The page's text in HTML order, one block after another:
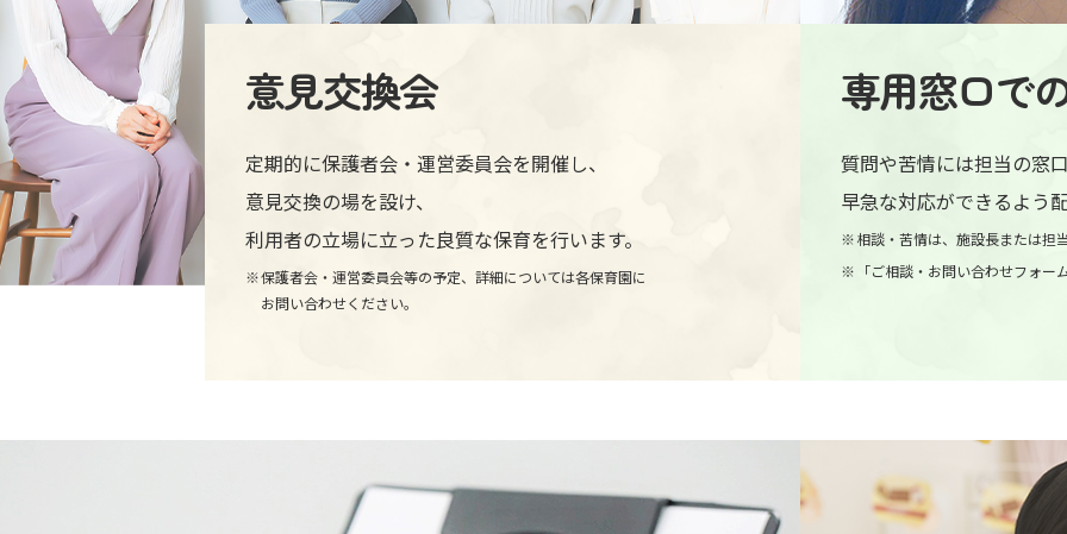
意見交換会
定期的に保護者会・運営委員会を開催し、
意見交換の場を設け、
利用者の立場に立った良質な保育を行います。
保護者会・運営委員会等の予定、詳細については各保育園に
お問い合わせください。
専用窓口で
質問や苦情には担当の窓
早急な対応ができるよう
相談・苦情は、施設長または担
「ご相談・お問い合わせフォ